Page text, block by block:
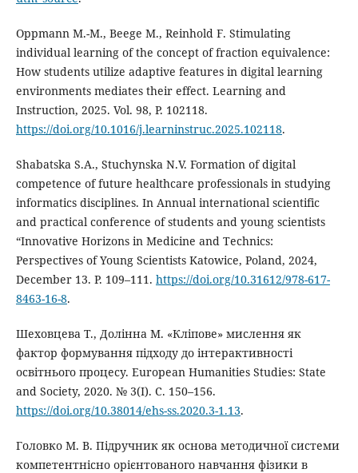
Oppmann M.-M., Beege M., Reinhold F. Stimulating
individual learning of the concept of fraction equivalence:
How students utilize adaptive features in digital learning
environments mediates their effect. Learning and
Instruction, 2025. Vol. 98, P. 102118.
https://doi.org/10.1016/j.learninstruc.2025.102118.
Shabatska S.A., Stuchynska N.V. Formation of digital
competence of future healthcare professionals in studying
informatics disciplines. In Annual international scientific
and practical conference of students and young scientists
“Innovative Horizons in Medicine and Technics:
Perspectives of Young Scientists Katowice, Poland, 2024,
December 13. P. 109–111. https://doi.org/10.31612/978-617-
8463-16-8.
Шеховцева Т., Долінна М. «Кліпове» мислення як
фактор формування підходу до інтерактивності
освітнього процесу. European Humanities Studies: State
and Society, 2020. № 3(I). С. 150–156.
https://doi.org/10.38014/ehs-ss.2020.3-1.13.
Головко М. В. Підручник як основа методичної системи
компетентнісно орієнтованого навчання фізики в